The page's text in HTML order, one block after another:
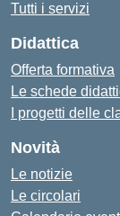
Tutti i servizi
Didattica
Offerta formativa
Le schede
I progetti delle
Novità
Le notizie
Le circolari